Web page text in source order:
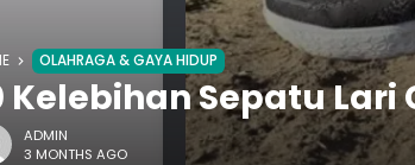
OLAHRAGA & GAYA HIDUP
Kelebihan Sepatu
ADMIN
3 MONTHS AGO